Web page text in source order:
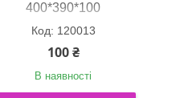
400*390*100
120013
100 ₴
В наявності